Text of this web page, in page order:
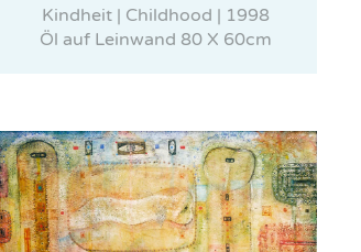
Kindheit | Childhood | 1998
Öl auf Leinwand 80 X 60cm